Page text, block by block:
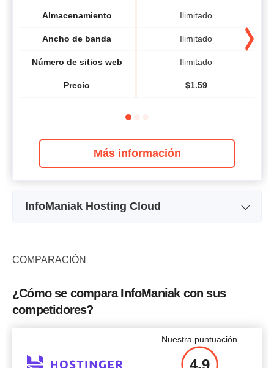
Almacenamiento
Ancho de banda
Número de sitios web
Precio
Ilimitado
Ilimitado
Ilimitado
$1.59
Más información
InfoManiak Hosting Cloud
Almacenamiento
RAM 6 GB
$30.71
COMPARACIÓN
¿Cómo se compara InfoManiak con sus
competidores?
Nuestra puntuación
4.9